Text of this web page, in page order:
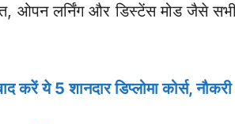
ओपन लर्निंग और डिस्टेंस मोड जैसे
ये 5 शानदार डिप्लोमा कोर्स, नौकरी